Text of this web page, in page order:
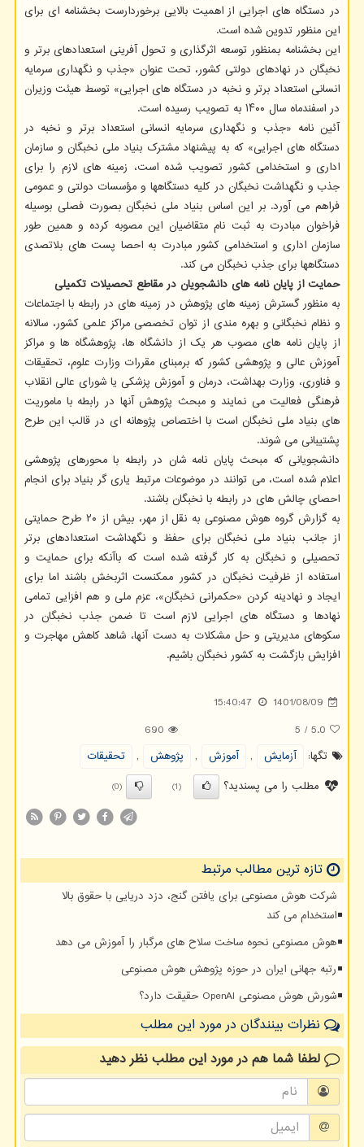
در دستگاه های اجرایی از اهمیت بالایی برخوردارست بخشنامه ای برای
این منظور تدوین شده است.
این بخشنامه بمنظور توسعه اثرگذاری و تحول آفرینی استعدادهای برتر و
نخبگان در نهادهای دولتی کشور، تحت عنوان «جذب و نگهداری سرمایه
انسانی استعداد برتر و نخبه در دستگاه های اجرایی» توسط هیئت وزیران
در اسفندماه سال ۱۴۰۰ به تصویب رسیده است.
آئین نامه «جذب و نگهداری سرمایه انسانی استعداد برتر و نخبه در
دستگاه های اجرایی» که به پیشنهاد مشترک بنیاد ملی نخبگان و سازمان
اداری و استخدامی کشور تصویب شده است، زمینه های لازم را برای
جذب و نگهداشت نخبگان در کلیه دستگاهها و مؤسسات دولتی و عمومی
فراهم می آورد. بر این اساس بنیاد ملی نخبگان بصورت فصلی بوسیله
فراخوان مبادرت به ثبت نام متقاضیان این مصوبه کرده و همین طور
سازمان اداری و استخدامی کشور مبادرت به احصا پست های بلاتصدی
دستگاهها برای جذب نخبگان می کند.
حمایت از پایان نامه های دانشجویان در مقاطع تحصیلات تکمیلی
به منظور گسترش زمینه های پژوهش در زمینه های در رابطه با اجتماعات
و نظام نخبگانی و بهره مندی از توان تخصصی مراکز علمی کشور، سالانه
از پایان نامه های مصوب هر یک از دانشگاه ها، پژوهشگاه ها و مراکز
آموزش عالی و پژوهشی کشور که برمبنای مقررات وزارت علوم، تحقیقات
و فناوری، وزارت بهداشت، درمان و آموزش پزشکی یا شورای عالی انقلاب
فرهنگی فعالیت می نمایند و مبحث پژوهش آنها در رابطه با ماموریت
های بنیاد ملی نخبگان است با اختصاص پژوهانه ای در قالب این طرح
پشتیبانی می شوند.
دانشجویانی که مبحث پایان نامه شان در رابطه با محورهای پژوهشی
اعلام شده است، می توانند در موضوعات مرتبط یاری گر بنیاد برای انجام
احصای چالش های در رابطه با نخبگان باشند.
به گزارش گروه هوش مصنوعی به نقل از مهر، بیش از ۲۰ طرح حمایتی
از جانب بنیاد ملی نخبگان برای حفظ و نگهداشت استعدادهای برتر
تحصیلی و نخبگان به کار گرفته شده است که باآنکه برای حمایت و
استفاده از ظرفیت نخبگان در کشور ممکنست اثربخش باشند اما برای
ایجاد و نهادینه کردن «حکمرانی نخبگان»، عزم ملی و هم افزایی تمامی
نهادها و دستگاه های اجرایی لازم است تا ضمن جذب نخبگان در
سکوهای مدیریتی و حل مشکلات به دست آنها، شاهد کاهش مهاجرت و
افزایش بازگشت به کشور نخبگان باشیم.
1401/08/09
15:40:47
5.0
/
5
690
تگها:
آزمایش , آموزش , پژوهش ,
تحقیقات
مطلب را می پسندید؟
(1)
(0)
تازه ترین مطالب مرتبط
شرکت هوش مصنوعی برای یافتن گنج، دزد دریایی با حقوق بالا
استخدام می کند
هوش مصنوعی نحوه ساخت سلاح های مرگبار را آموزش می دهد
رتبه جهانی ایران در حوزه پژوهش هوش مصنوعی
شورش هوش مصنوعی OpenAI حقیقت دارد؟
نظرات بینندگان در مورد این مطلب
لطفا شما همدر مورد این مطلبنظر دهید